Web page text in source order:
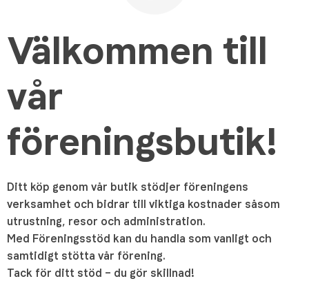
Välkommen till
vår
föreningsbutik!
Ditt köp genom vår butik stödjer föreningens
verksamhet och bidrar till viktiga kostnader såsom
utrustning, resor och administration.
Med Föreningsstöd kan du handla som vanligt och
samtidigt stötta vår förening.
Tack för ditt stöd – du gör skillnad!